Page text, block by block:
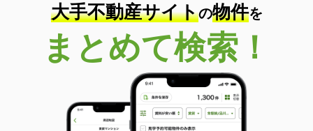
大手不動産サイトの物件を
まとめて検索！